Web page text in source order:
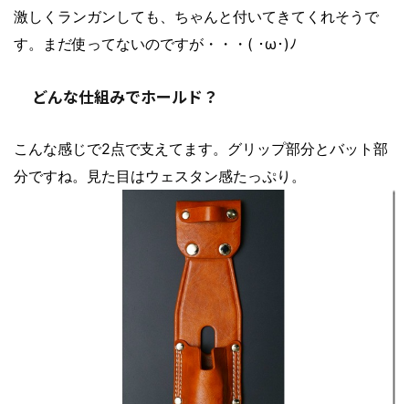
激しくランガンしても、ちゃんと付いてきてくれそうで
す。まだ使ってないのですが・・・( ･ω･)ﾉ
どんな仕組みでホールド？
こんな感じで2点で支えてます。グリップ部分とバット部
分ですね。見た目はウェスタン感たっぷり。